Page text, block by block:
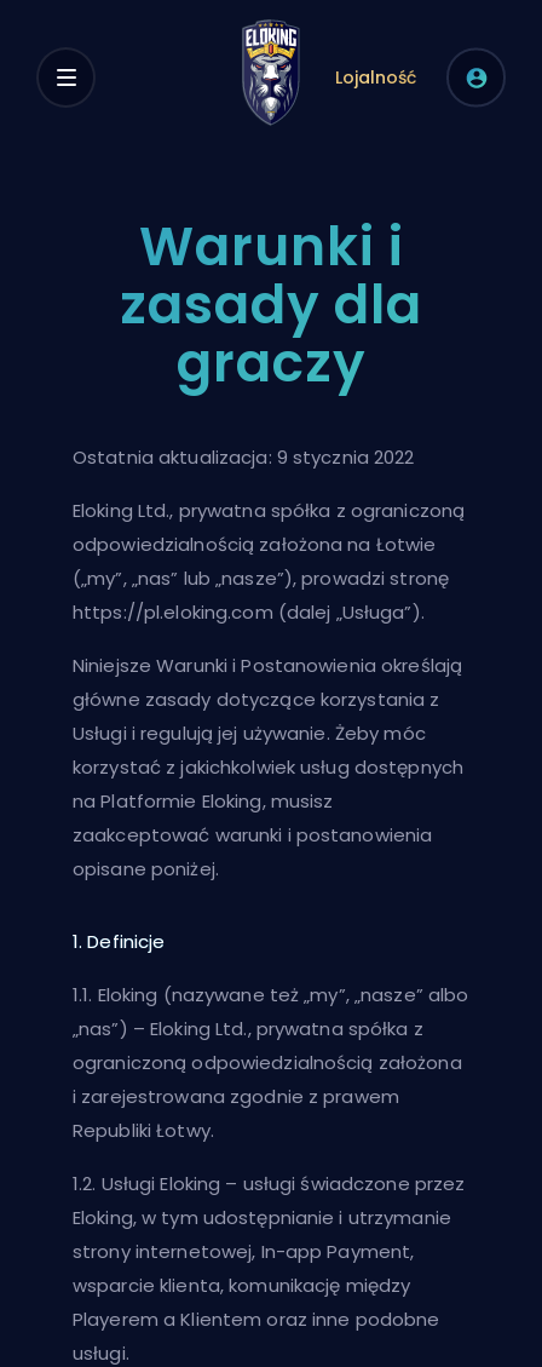
Lojalność
Warunki i
zasady dla
graczy
Ostatnia aktualizacja: 9 stycznia 2022
Eloking Ltd., prywatna spółka z ograniczoną
odpowiedzialnością założona na Łotwie
(„my”, „nas” lub „nasze”), prowadzi stronę
https://pl.eloking.com (dalej „Usługa”).
Niniejsze Warunki i Postanowienia określają
główne zasady dotyczące korzystania z
Usługi i regulują jej używanie. Żeby móc
korzystać z jakichkolwiek usług dostępnych
na Platformie Eloking, musisz
zaakceptować warunki i postanowienia
opisane poniżej.
1. Definicje
1.1. Eloking (nazywane też „my”, „nasze” albo
„nas”) – Eloking Ltd., prywatna spółka z
ograniczoną odpowiedzialnością założona
i zarejestrowana zgodnie z prawem
Republiki Łotwy.
1.2. Usługi Eloking – usługi świadczone przez
Eloking, w tym udostępnianie i utrzymanie
strony internetowej, In-app Payment,
wsparcie klienta, komunikację między
Playerem a Klientem oraz inne podobne
usługi.